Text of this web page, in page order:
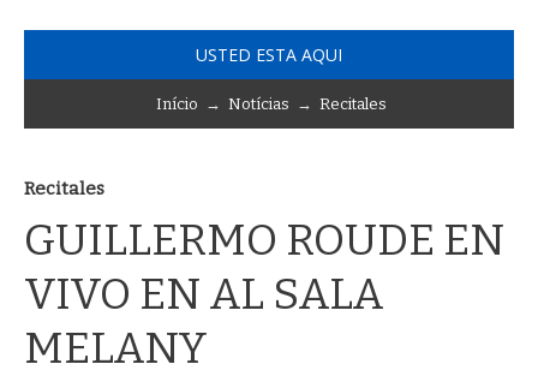
USTED ESTA AQUI
Início → Notícias → Recitales
Recitales
GUILLERMO ROUDE EN
VIVO EN AL SALA
MELANY